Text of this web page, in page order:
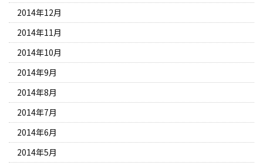
2014年12月
2014年11月
2014年10月
2014年9月
2014年8月
2014年7月
2014年6月
2014年5月